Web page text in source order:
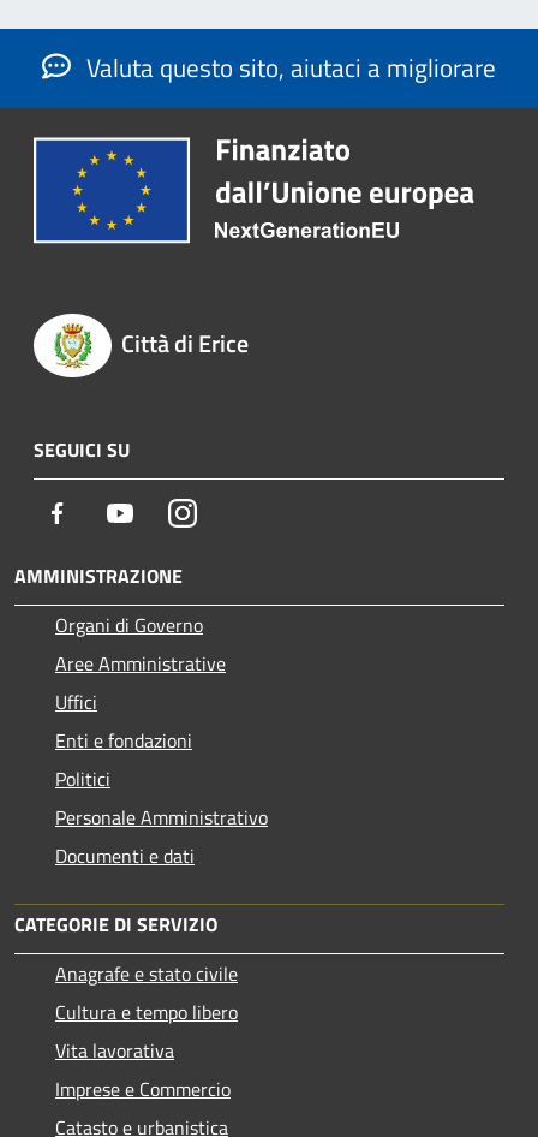
Valuta questo sito, aiutaci a migliorare
Città di Erice
SEGUICI SU
Facebook YoutubeInstagram
AMMINISTRAZIONE
Organi di Governo
Aree Amministrative
Uffici
Enti e fondazioni
Politici
Personale Amministrativo
Documenti e dati
CATEGORIE DI SERVIZIO
Anagrafe e stato civile
Cultura e tempo libero
Vita lavorativa
Imprese e Commercio
Catasto e urbanistica